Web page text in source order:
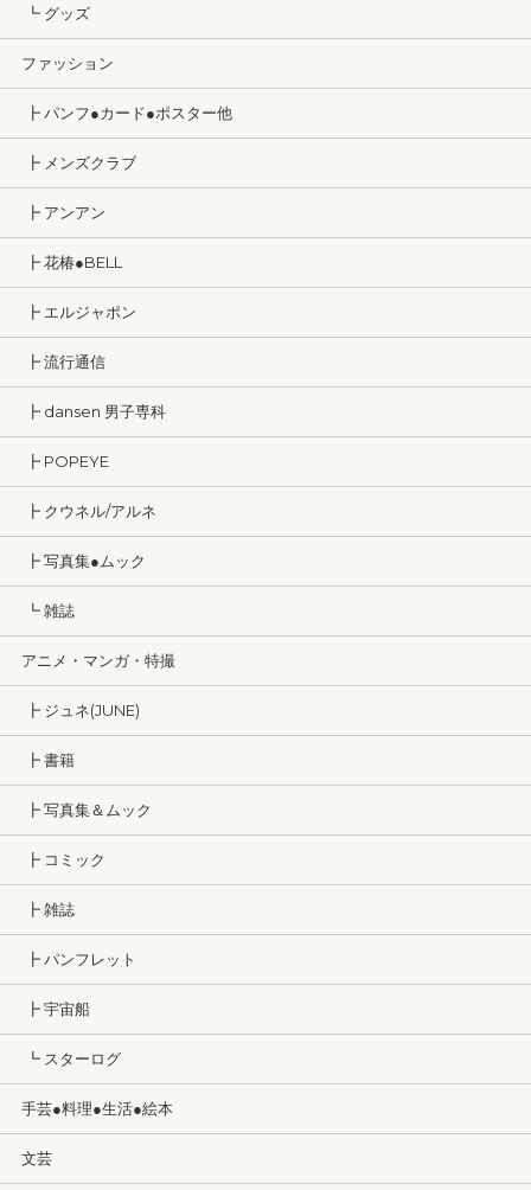
┗ グッズ
ファッション
┣ パンフ●カード●ポスター他
┣ メンズクラブ
┣ アンアン
┣ 花椿●BELL
┣ エルジャポン
┣ 流行通信
┣ dansen 男子専科
┣ POPEYE
┣ クウネル/アルネ
┣ 写真集●ムック
┗ 雑誌
アニメ・マンガ・特撮
┣ ジュネ(JUNE)
┣ 書籍
┣ 写真集＆ムック
┣ コミック
┣ 雑誌
┣ パンフレット
┣ 宇宙船
┗ スターログ
手芸●料理●生活●絵本
文芸